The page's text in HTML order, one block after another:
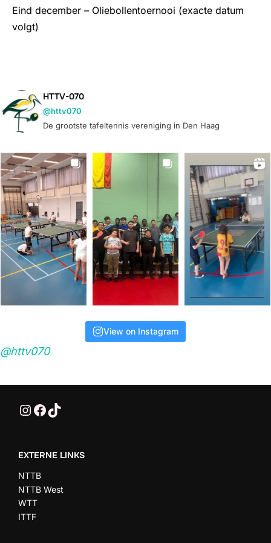
o
e
n
w
e
e
r
g
e
n
a
t
i
e
.E
v
n
e
m
e
n
t
e
n
Eind december – Oliebollentoernooi (exacte datum
volgt)
HTTV-070
@httv070
De grootste tafeltennis vereniging in Den Haag
View on Instagram
@httv070
@HTTV070
HTTV-070
HTTV-070
EXTERNE LINKS
NTTB
NTTB West
WTT
ITTF